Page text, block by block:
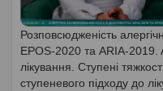
Розповсюдженість
EPOS-2020 та ARIA-2019.
лікування. Ступені
ступеневого підходу до